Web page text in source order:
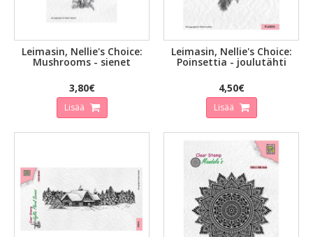
Leimasin, Nellie's Choice:
Mushrooms - sienet
3,80€
Lisää
Leimasin, Nellie's Choice:
Poinsettia - joulutähti
4,50€
Lisää